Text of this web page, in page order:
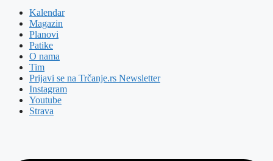
Kalendar
Magazin
Planovi
Patike
O nama
Tim
Prijavi se na Trčanje.rs Newsletter
Instagram
Youtube
Strava